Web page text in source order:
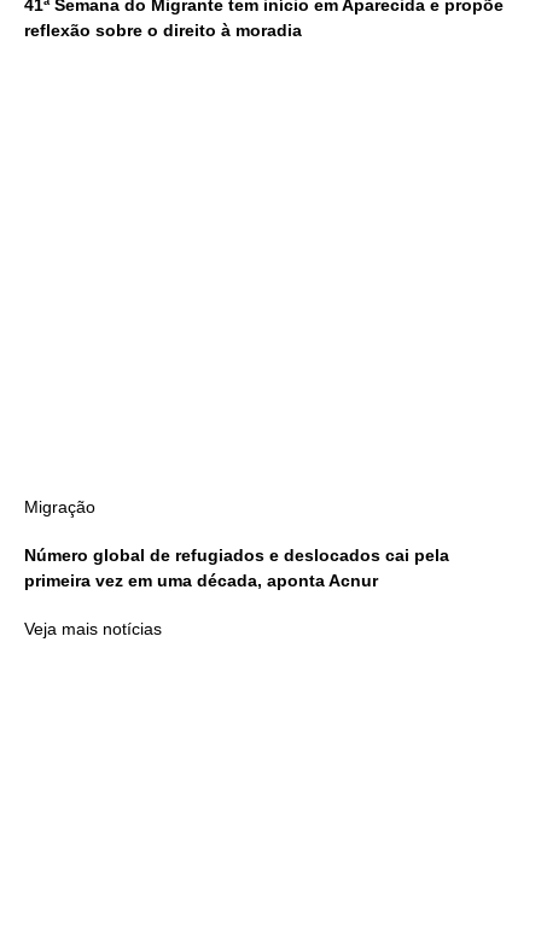
41ª Semana do Migrante tem início em Aparecida e propõe
reflexão sobre o direito à moradia
Migração
Número global de refugiados e deslocados cai pela
primeira vez em uma década, aponta Acnur
Veja mais notícias